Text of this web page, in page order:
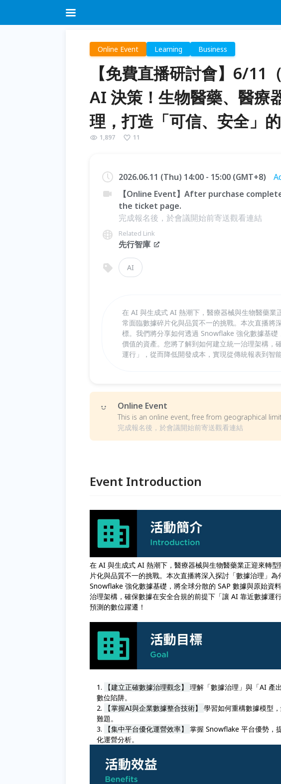
Online Event Learning Business
【免費直播研討會】6/11
AI 決策！生物醫藥、醫療
理，打造「可信、安全」
1,897 11
2026.06.11 (Thu) 14:00 - 15:00 (GMT+8)
【Online Event】After purchase
the ticket page.
完成報名後，於會議開始前寄送觀看連結
Related Link
先行智庫
AI
在 AI 與生成式 AI 熱潮下，醫療器械與生物醫藥
常面臨數據碎片化與品質不一的挑戰。本次直播將
標。我們將分享如何透過 Snowflake 強化數據基
價值的資產。您將了解到如何建立統一治理架構，
運行」，從而降低開發成本，實現從傳統報表到智
Online Event
This is an online event, free from geographical
完成報名後，於會議開始前寄送觀看連結
Event Introduction
在 AI 與生成式 AI 熱潮下，醫療器械與生物醫藥業正迎來轉
片化與品質不一的挑戰。本次直播將深入探討「數據治理」
Snowflake 強化數據基礎，將全球分散的 SAP 數據與原始資
治理架構，確保數據在安全合規的前提下「讓 AI 靠近數據運
預測的數位躍遷！
【建立正確數據治理觀念】 理解「數據治理」與「AI 產
數位陷阱。
【掌握AI與企業數據整合技術】 學習如何重構數據模型
難題。
【集中平台優化運營效率】 掌握 Snowflake 平台優勢，
化運營分析。